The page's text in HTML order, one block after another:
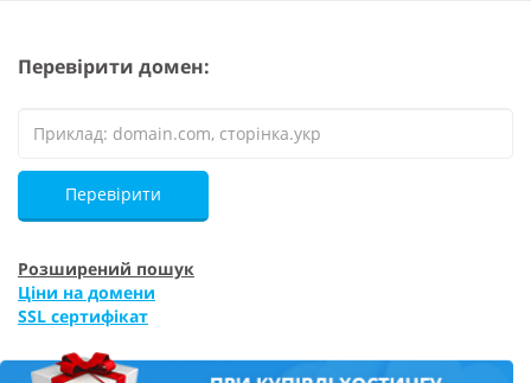
Перевірити домен:
Перевірити
Розширений пошук
Ціни на домени
SSL сертифікат